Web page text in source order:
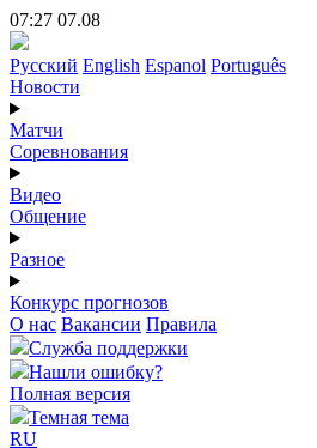
07:27 07.08
Русский English Espanol Português
Новости
Матчи
Соревнования
Видео
Общение
Разное
Конкурс прогнозов
О нас Вакансии Правила
Служба поддержки
Нашли ошибку?
Полная версия
Темная тема
RU